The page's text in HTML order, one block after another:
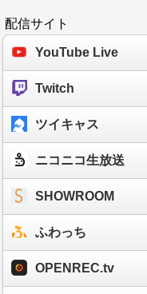
配信サイト
YouTube Live
Twitch
ツイキャス
ニコニコ生放送
SHOWROOM
ふわっち
OPENREC.tv